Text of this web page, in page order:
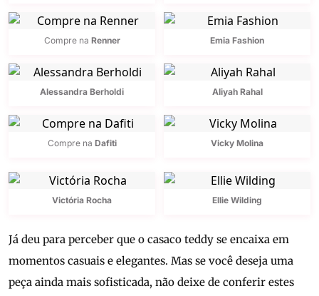
Compre na Renner Emia Fashion
Alessandra Berholdi Aliyah Rahal
Compre na Dafiti Vicky Molina
Victória Rocha Ellie Wilding
Já deu para perceber que o casaco teddy se encaixa em
momentos casuais e elegantes. Mas se você deseja uma
peça ainda mais sofisticada, não deixe de conferir estes